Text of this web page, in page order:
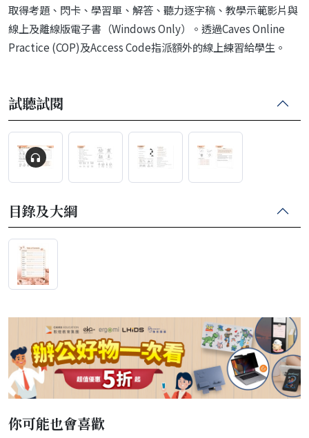
取得考題、閃卡、學習單、解答、聽力逐字稿、教學示範影片與
線上及離線版電子書（Windows Only）。透過Caves Online
Practice (COP)及Access Code指派額外的線上練習給學生。
試聽試閱
目錄及大綱
你可能也會喜歡